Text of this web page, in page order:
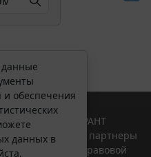
и обеспечения
данных в
Система ГАРАНТ
"Гарант" и ее партнеры
ассоциации правовой